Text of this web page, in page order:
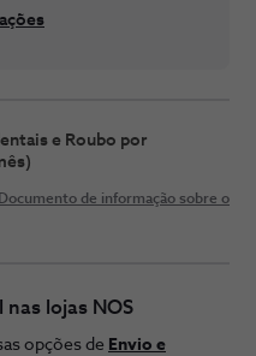
e Roubo por
Documento de informação sobre o
lojas NOS
opções de Envio e